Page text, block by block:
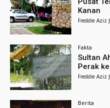
Kanan
Freddie Aziz
Fakta
Sultan
Perak
Freddie Aziz
Berita